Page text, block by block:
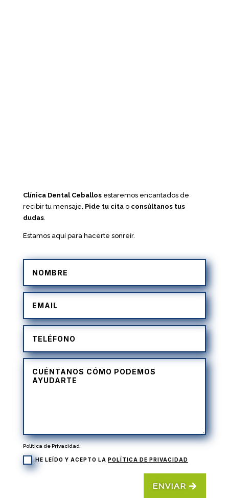
Clínica Dental Ceballosestaremos encantados de
recibir tu mensaje. Pide tu citao consúltanos tus
dudas.
Estamos aquí para hacerte sonreír.
Política de Privacidad
HE LEÍDO Y ACEPTO LAPOLÍTICA DE PRIVACIDAD
ENVIAR